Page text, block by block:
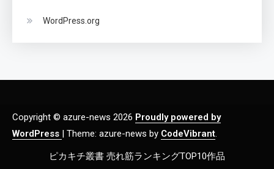
WordPress.org
Copyright © azure-news 2026 Proudly powered by
WordPress | Theme: azure-news by CodeVibrant.
ピカキチ叢書 売れ筋ランキングTOP10作品